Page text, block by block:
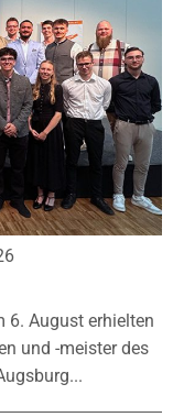
6. August erhielten
und -meister des